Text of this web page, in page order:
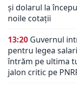
și dolarul la
noile cotații
13:20 Guvernul
pentru legea
întrăm pe ultima
jalon critic pe